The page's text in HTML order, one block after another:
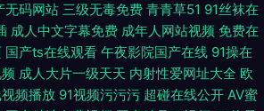
无码网站 三级无毒免费 青青草51 91丝袜在
成人中文字幕免费 成年人网站视频 免费在
国产ts在线观看 午夜影院国产在线 91操在
成人大片一级天天 内射性爱网址大全 欧
频播放 91视频污污污 超碰在线公开 AV蜜